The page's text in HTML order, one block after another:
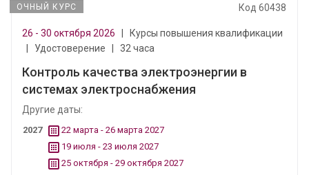
ОЧНЫЙ КУРС Код 60438
26 - 30 октября 2026
Курсы повышения квалификации
Удостоверение 32 часа
Контроль качества электроэнергии в
системах электроснабжения
Другие даты:
2027
22 марта - 26 марта 2027
19 июля - 23 июля 2027
25 октября - 29 октября 2027